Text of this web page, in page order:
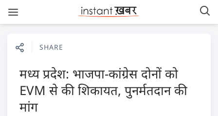
SHARE
मध्य प्रदेश: भाजपा-कांग्रेस दोनों को
EVM से की शिकायत, पुनर्मतदान की
मांग